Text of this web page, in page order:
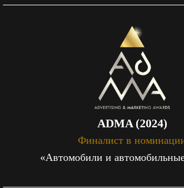
ADMA (2024)
Финалист в
«Автомобили и